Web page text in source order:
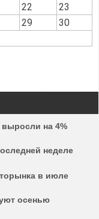
22
23
29
30
на 4%
неделе
в июле
осенью